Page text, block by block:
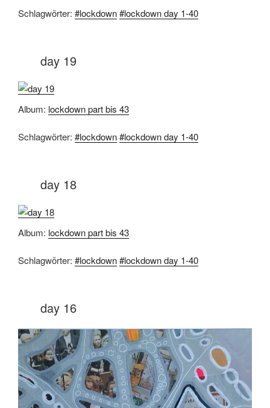
Schlagwörter: #lockdown#lockdown day 1-40
day 19
Album: lockdown part bis 43
Schlagwörter: #lockdown#lockdown day 1-40
day 18
Album: lockdown part bis 43
Schlagwörter: #lockdown#lockdown day 1-40
day 16